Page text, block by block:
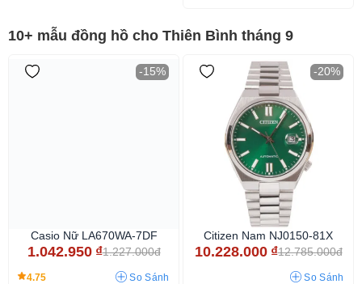
10+ mẫu đồng hồ cho Thiên Bình tháng 9
-15%
Casio Nữ LA670WA-7DF
1.042.950 ₫1.227.000đ
4.75 So Sánh
-20%
Citizen Nam NJ0150-81X
10.228.000 ₫12.785.000đ
So Sánh